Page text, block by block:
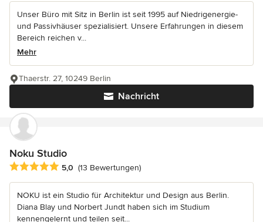
Unser Büro mit Sitz in Berlin ist seit 1995 auf Niedrigenergie-
und Passivhäuser spezialisiert. Unsere Erfahrungen in diesem
Bereich reichen v...
Mehr
Nachricht
Thaerstr. 27, 10249 Berlin
Noku Studio
Durchschnittliche Bewertung: 5 von 5 Sternen
5,0 (13 Bewertungen)
NOKU ist ein Studio für Architektur und Design aus Berlin.
Diana Blay und Norbert Jundt haben sich im Studium
kennengelernt und teilen seit...